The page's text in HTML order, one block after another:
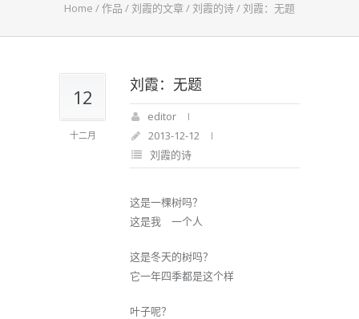
Home /作品 /刘霞的文章/刘霞的诗/刘霞：无题
12
十二月
刘霞：无题
editor
2013-12-12
刘霞的诗
这是一棵树吗？
这是我 一个人
这是冬天的树吗？
它一年四季都是这个样
叶子呢？